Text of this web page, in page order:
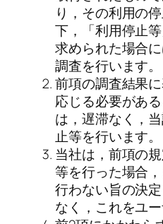
り，その利用の
下，「利用停止
求められた場合
調査を行います。
前項の調査結果
応じる必要があ
は，遅滞なく，
止等を行います。
当社は，前項の
等を行った場合
行わない旨の決
なく，これをユ